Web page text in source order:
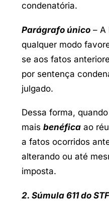
condenatória.
Parágrafo único– A
qualquer modo
se aos fatos
por sentença
julgado.
Dessa forma,
mais benéficaao
a fatos ocorridos
alterando ou até
imposta.
2. Súmula 611 do STF